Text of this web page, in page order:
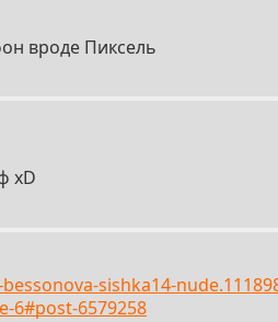
вроде Пиксель
xD
sishka14-
6#post-6579258